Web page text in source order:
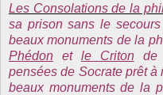
Les Consolations de la
sa prison sans le
beaux monuments de la
Phédon et le Critonde
pensées de Socrate prêt à
beaux monuments de la